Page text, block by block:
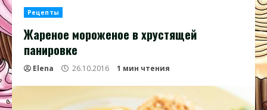
Рецепты
Жареное мороженое в хрустящей
панировке
Elena 26.10.2016 1 мин чтения